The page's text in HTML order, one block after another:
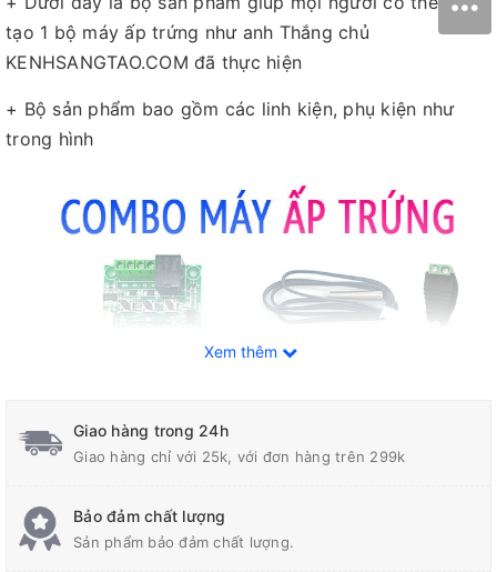
tạo 1 bộ máy ấp trứng như anh Thắng chủ
KENHSANGTAO.COM đã thực hiện
+ Bộ sản phẩm bao gồm các linh kiện, phụ kiện như
trong hình
Xem thêm
Giao hàng trong 24h
Giao hàng chỉ với 25k, với đơn hàng trên 299k
Bảo đảm chất lượng
Sản phẩm bảo đảm chất lượng.